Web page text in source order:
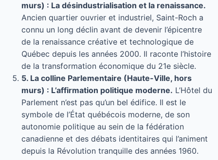
murs) : La désindustrialisation et la renaissance.
Ancien quartier ouvrier et industriel, Saint-Roch a
connu un long déclin avant de devenir l’épicentre
de la renaissance créative et technologique de
Québec depuis les années 2000. Il raconte l’histoire
de la transformation économique du 21e siècle.
5. La colline Parlementaire (Haute-Ville, hors
murs) : L’affirmation politique moderne. L’Hôtel du
Parlement n’est pas qu’un bel édifice. Il est le
symbole de l’État québécois moderne, de son
autonomie politique au sein de la fédération
canadienne et des débats identitaires qui l’animent
depuis la Révolution tranquille des années 1960.